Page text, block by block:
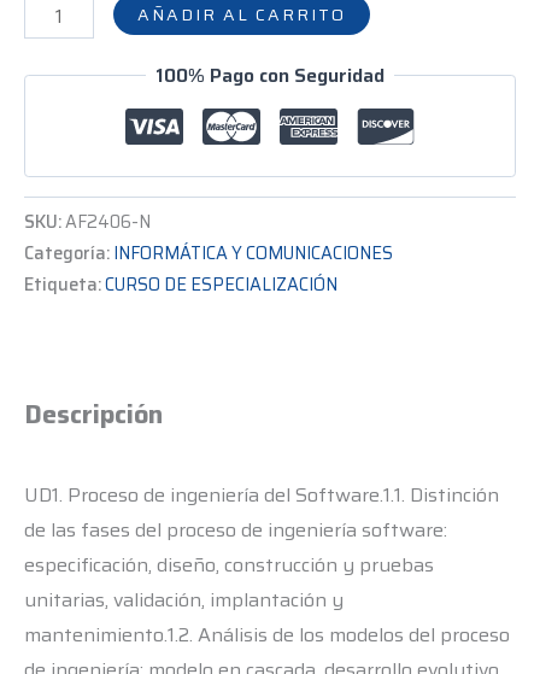
AÑADIR AL CARRITO
100% Pago con Seguridad
SKU:AF2406-N
Categoría:INFORMÁTICA Y COMUNICACIONES
Etiqueta:CURSO DE ESPECIALIZACIÓN
Descripción
UD1. Proceso de ingeniería del Software.1.1. Distinción
de las fases del proceso de ingeniería software:
especificación, diseño, construcción y pruebas
unitarias, validación, implantación y
mantenimiento.1.2. Análisis de los modelos del proceso